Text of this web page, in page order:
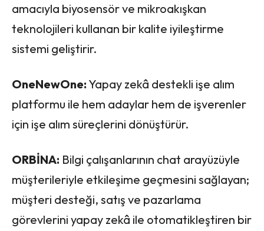
amacıyla biyosensör ve mikroakışkan
teknolojileri kullanan bir kalite iyileştirme
sistemi geliştirir.
OneNewOne: Yapay zekâ destekli işe alım
platformu ile hem adaylar hem de işverenler
için işe alım süreçlerini dönüştürür.
ORBİNA: Bilgi çalışanlarının chat arayüzüyle
müşterileriyle etkileşime geçmesini sağlayan;
müşteri desteği, satış ve pazarlama
görevlerini yapay zekâ ile otomatikleştiren bir